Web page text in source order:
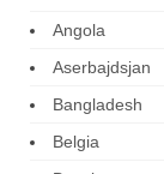
Angola
Aserbajdsjan
Bangladesh
Belgia